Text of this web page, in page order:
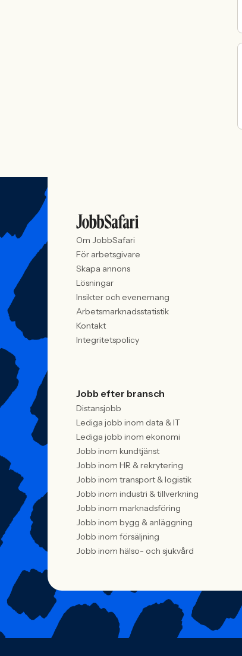
Om JobbSafari
För arbetsgivare
Skapa annons
Lösningar
Insikter och evenemang
Arbetsmarknadsstatistik
Kontakt
Integritetspolicy
Jobb efter bransch
Distansjobb
Lediga jobb inom data & IT
Lediga jobb inom ekonomi
Jobb inom kundtjänst
Jobb inom HR & rekrytering
Jobb inom transport & logistik
Jobb inom industri & tillverkning
Jobb inom marknadsföring
Jobb inom bygg & anläggning
Jobb inom försäljning
Jobb inom hälso- och sjukvård